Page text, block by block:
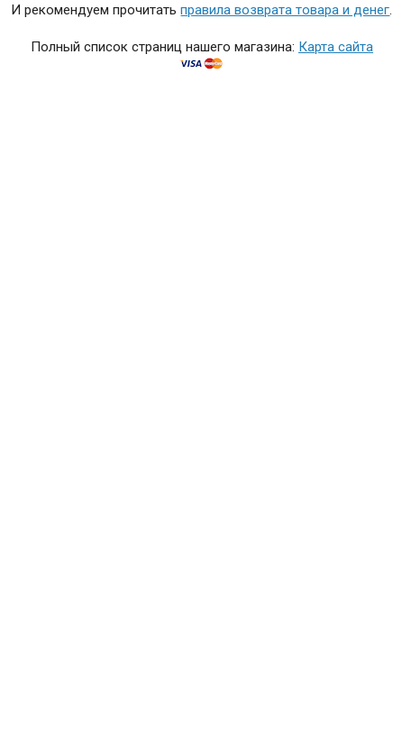
И рекомендуем прочитатьправила возврата товара и денег
Полный список страниц нашего магазина: Карта сайта